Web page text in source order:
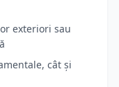
exteriori sau
cât și